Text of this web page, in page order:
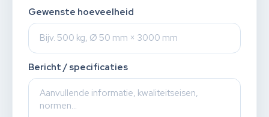
Gewenste hoeveelheid
Bericht / specificaties